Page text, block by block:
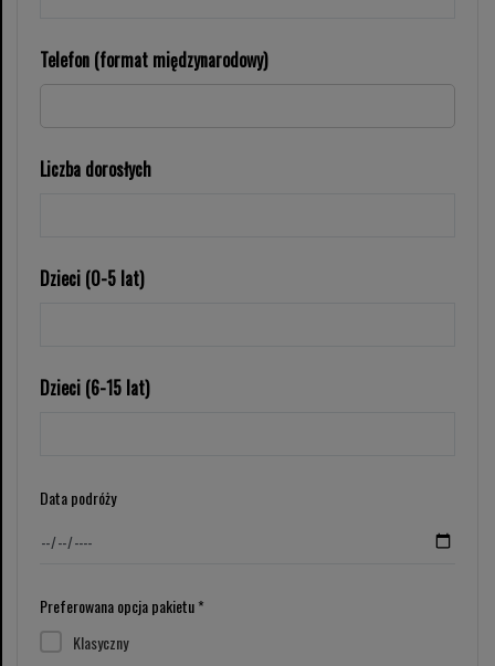
Telefon (format międzynarodowy)
Liczba dorosłych
Dzieci (0-5 lat)
Dzieci (6-15 lat)
Data podróży
Preferowana opcja pakietu *
Klasyczny